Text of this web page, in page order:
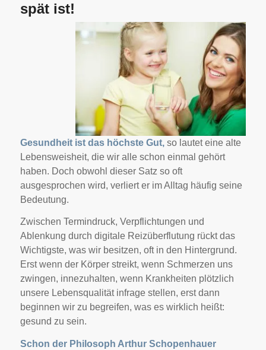
spät ist!
Gesundheit ist das höchste Gut, so lautet eine alte
Lebensweisheit, die wir alle schon einmal gehört
haben. Doch obwohl dieser Satz so oft
ausgesprochen wird, verliert er im Alltag häufig seine
Bedeutung.
Zwischen Termindruck, Verpflichtungen und
Ablenkung durch digitale Reizüberflutung rückt das
Wichtigste, was wir besitzen, oft in den Hintergrund.
Erst wenn der Körper streikt, wenn Schmerzen uns
zwingen, innezuhalten, wenn Krankheiten plötzlich
unsere Lebensqualität infrage stellen, erst dann
beginnen wir zu begreifen, was es wirklich heißt:
gesund zu sein.
Schon der Philosoph Arthur Schopenhauer